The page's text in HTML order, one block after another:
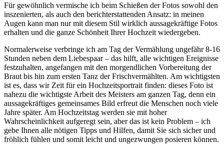
Für gewöhnlich vermische ich beim Schießen der Fotos sowohl den
inszenierten, als auch den berichterstattenden Ansatz: in meinen
Augen kann man nur mit diesem Stil wirklich aussagekräftige Fotos
erhalten und die ganze Schönheit Ihrer Hochzeit wiedergeben.
Normalerweise verbringe ich am Tag der Vermählung ungefähr 8-16
Stunden neben dem Liebespaar – das hilft, alle wichtigen Ereignisse
festzuhalten, angefangen mit den morgendlichen Vorbereitung der
Braut bis hin zum ersten Tanz der Frischvermählten. Am wichtigsten
ist es, dass wir Zeit für ein Hochzeitsportrait finden: dieses Foto ist
nahezu die wichtigste Arbeit des Meisters am ganzen Tag, denn ein
aussagekräftiges gemeinsames Bild erfreut die Menschen noch viele
Jahre später. Am Hochzeitstag werden sie mit hoher
Wahrscheinlichkeit aufgeregt sein, aber das ist kein Problem – ich
gebe Ihnen alle nötigen Tipps und Hilfen, damit Sie sich sicher und
fröhlich fühlen und somit leicht und ungezwungen posieren können.